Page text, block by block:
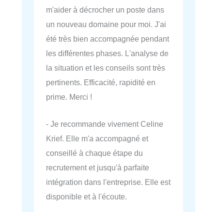
m'aider à décrocher un poste dans
un nouveau domaine pour moi. J'ai
été très bien accompagnée pendant
les différentes phases. L'analyse de
la situation et les conseils sont très
pertinents. Efficacité, rapidité en
prime. Merci !
- Je recommande vivement Celine
Krief. Elle m'a accompagné et
conseillé à chaque étape du
recrutement et jusqu'à parfaite
intégration dans l'entreprise. Elle est
disponible et à l'écoute.